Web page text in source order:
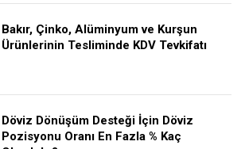
Bakır, Çinko, Alüminyum ve Kurşun
Ürünlerinin Tesliminde KDV Tevkifatı
Döviz Dönüşüm Desteği İçin Döviz
Pozisyonu Oranı En Fazla % Kaç